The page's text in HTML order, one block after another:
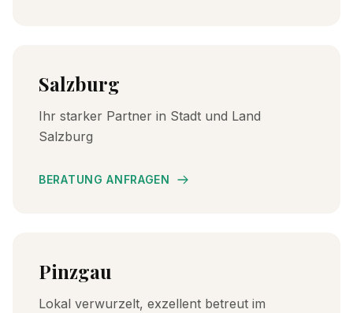
Salzburg
Ihr starker Partner in Stadt und Land
Salzburg
BERATUNG ANFRAGEN
Pinzgau
Lokal verwurzelt, exzellent betreut im